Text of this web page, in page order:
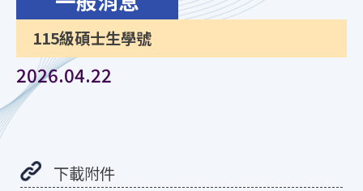
115級碩士生學號
2026.04.22
下載附件